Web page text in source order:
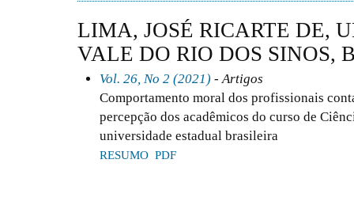
LIMA, JOSÉ RICARTE DE,
VALE DO RIO DOS SINOS,
Vol. 26, No 2 (2021) - Artigos
Comportamento moral dos profissionais
percepção dos acadêmicos do curso de
universidade estadual brasileira
RESUMO PDF